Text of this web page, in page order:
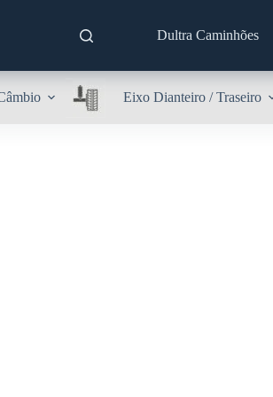
Dultra Caminhões
Eixo Dianteiro / Traseiro